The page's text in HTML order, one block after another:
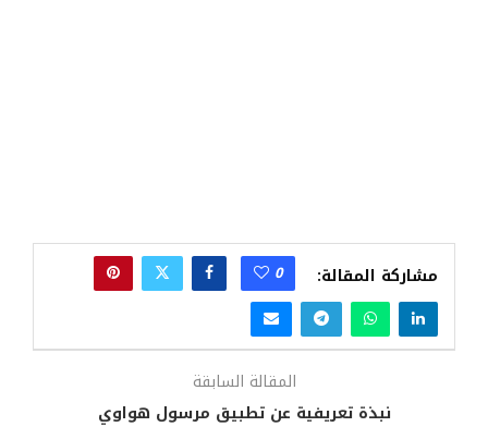
مشاركة المقالة: 0
المقالة السابقة
نبذة تعريفية عن تطبيق مرسول هواوي